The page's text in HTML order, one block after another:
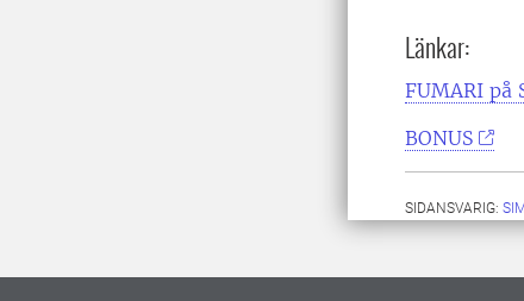
Länkar:
FUMARI på
BONUS
SIDANSVARIG: